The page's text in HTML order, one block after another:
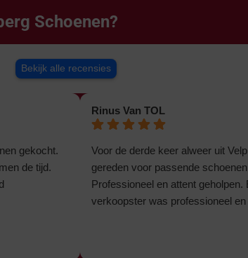
Schoenen?
Bekijk alle recensies
gekocht.
de tijd.
Rinus Van TOL
Voor de derde keer alweer uit
gereden voor passende
Professioneel en attent geholpen.
verkoopster was professioneel